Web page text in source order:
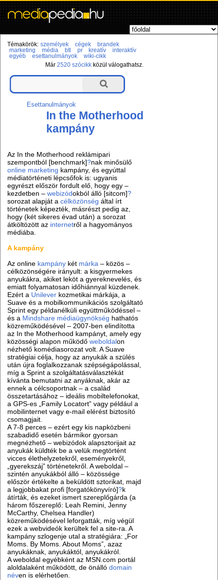
Témakörök: személyek cégek
brandek
marketing
média btl pr kreatív
interaktív
egyéb
esettanulmányok
wiki-cikk
Már2520 szócikk közül válogathatsz.
Esettanulmányok
In the Motherhood
kampány
Az In the Motherhood reklámipari
szempontból [benchmark]?nak minősülő
online marketing kampány, és egyúttal
médiatörténeti lépcsőfok is: ugyanis
egyrészt először fordult elő, hogy egy –
kezdetben –webizódokból álló [sitcom]?
sorozat alapját acélközönség által írt
történetek képezték, másrészt pedig az,
hogy (két sikeres évad után) a sorozat
átköltözött az internetről a hagyományos
médiába.
A kampány
Az online kampány két márka – közös –
célközönségére irányult: a kisgyermekes
anyukákra, akiket leköt a gyereknevelés, és
emiatt folyamatosan időhiánnyal küzdenek.
Ezért a Unilever kozmetikai márkája, a
Suave és a mobilkommunikációs szolgáltató
Sprint egy példanélküli együttműködéssel –
és a Mindshare médiaügynökség hathatós
közreműködésével – 2007-ben elindította
az In the Motherhood kampányt, amely egy
közösségi alapon működőweboldalon
nézhető komédiasorozat volt. A Suave
stratégiai célja, hogy az anyukák a szülés
után újra foglalkozzanak szépségápolással,
míg a Sprint a szolgáltatásválasztékát
kívánta bemutatni az anyáknak, akár az
ennek a célcsoportnak – a család
összetartásához – ideális mobiltelefonokat,
a GPS-es „Family Locatort” vagy például a
mobilinternet vagy e-mail elérést biztosító
csomagjait.
A 7-8 perces – ezért egy kis napközbeni
szabadidő esetén bármikor gyorsan
megnézhető – webizódok alapsztorijait az
anyukák küldték be a velük megtörtént
vicces élethelyzetekről, eseményekről,
„gyerekszáj” történetekről. A weboldal –
szintén anyukákból álló – közössége
először értékelte a beküldött sztorikat, majd
a legjobbakat profi [forgatókönyvíró]?k
átírták, és ezeket ismert szereplőgárda (a
három főszereplő: Leah Remini, Jenny
McCarthy, Chelsea Handler)
közreműködésével leforgatták, míg végül
ezek a webvideók kerültek fel a site-ra. A
kampány szlogenje utal a stratégiára: „For
Moms. By Moms. About Moms”, azaz
anyukáknak, anyukáktól, anyukákról.
A weboldal egyébként az MSN.com portál
aloldalaként működött, de önállódomain
néven is elérhetően.